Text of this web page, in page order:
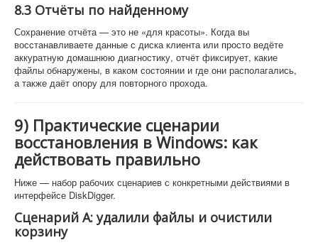
8.3 Отчёты по найденному
Сохранение отчёта — это не «для красоты». Когда вы
восстанавливаете данные с диска клиента или просто ведёте
аккуратную домашнюю диагностику, отчёт фиксирует, какие
файлы обнаружены, в каком состоянии и где они располагались,
а также даёт опору для повторного прохода.
9) Практические сценарии
восстановления в Windows: как
действовать правильно
Ниже — набор рабочих сценариев с конкретными действиями в
интерфейсе DiskDigger.
Сценарий A: удалили файлы и очистили
корзину